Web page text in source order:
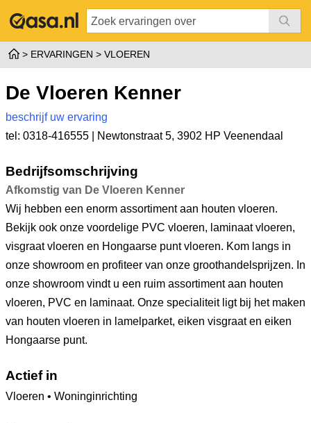
ERVARINGEN VLOEREN
De Vloeren Kenner
beschrijf uw ervaring
tel: 0318-416555 |
Newtonstraat 5, 3902 HP Veenendaal
Bedrijfsomschrijving
Afkomstig van De Vloeren Kenner
Wij hebben een enorm assortiment aan houten vloeren.
Bekijk ook onze voordelige PVC vloeren, laminaat vloeren,
visgraat vloeren en Hongaarse punt vloeren. Kom langs in
onze showroom en profiteer van onze groothandelsprijzen. In
onze showroom vindt u een ruim assortiment aan houten
vloeren, PVC en laminaat. Onze specialiteit ligt bij het maken
van houten vloeren in lamelparket, eiken visgraat en eiken
Hongaarse punt.
Actief in
Vloeren • Woninginrichting